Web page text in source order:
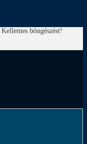
Kellemes böngészést!